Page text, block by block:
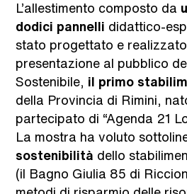
L’allestimento composto da
dodici pannelli didattico-
stato progettato e
presentazione al pubblico
Sostenibile, il primo
della Provincia di Rimini,
partecipato di “Agenda 21
La mostra ha voluto
sostenibilità dello
(il Bagno Giulia 85 di